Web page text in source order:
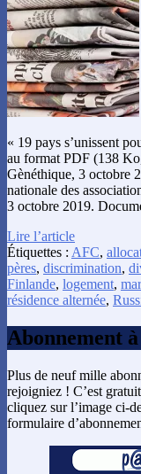
« 19 pays s’unissent
au format PDF (138
Gènéthique, 3 octobre
nationale des
3 octobre 2019.
Lire l’article
Étiquettes : AFC,
pères, discrimination,
Finlande, logement,
résidence alternée,
Abonnement
Plus de neuf mille
rejoigniez ! C’est
cliquez sur l’image ci-
formulaire